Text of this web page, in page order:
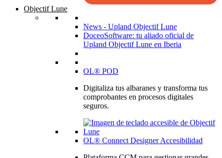
Objectif Lune
News - Upland Objectif Lune
DoceoSoftware: tu aliado oficial de
Upland Objectif Lune en Iberia
OL® POD
Digitaliza tus albaranes y transforma tus
comprobantes en procesos digitales
seguros.
OL® Connect Designer Accesibilidad